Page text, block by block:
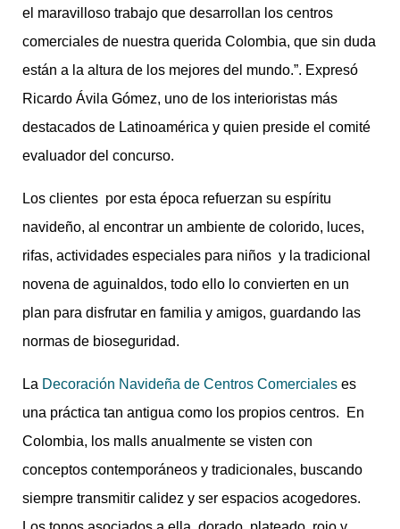
el maravilloso trabajo que desarrollan los centros
comerciales de nuestra querida Colombia, que sin duda
están a la altura de los mejores del mundo.”. Expresó
Ricardo Ávila Gómez, uno de los interioristas más
destacados de Latinoamérica y quien preside el comité
evaluador del concurso.
Los clientes por esta época refuerzan su espíritu
navideño, al encontrar un ambiente de colorido, luces,
rifas, actividades especiales para niños y la tradicional
novena de aguinaldos, todo ello lo convierten en un
plan para disfrutar en familia y amigos, guardando las
normas de bioseguridad.
La Decoración Navideña de Centros Comerciales es
una práctica tan antigua como los propios centros. En
Colombia, los malls anualmente se visten con
conceptos contemporáneos y tradicionales, buscando
siempre transmitir calidez y ser espacios acogedores.